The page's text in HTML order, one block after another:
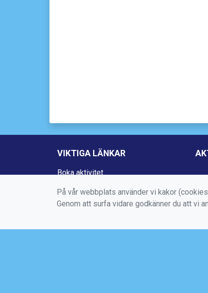
VIKTIGA LÄNKAR
Boka aktivitet
Kontakta oss
Medlems -och användarvillkor
På vår webbplats använder vi kakor
Genom att surfa vidare godkänner du att vi